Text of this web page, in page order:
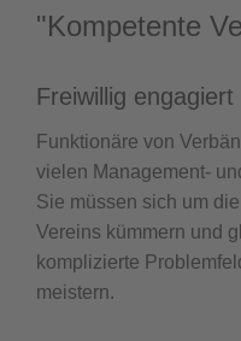
"Kompetente
Freiwillig
Funktionäre von
vielen Management-
Sie müssen sich um
Vereins kümmern und
komplizierte
meistern.